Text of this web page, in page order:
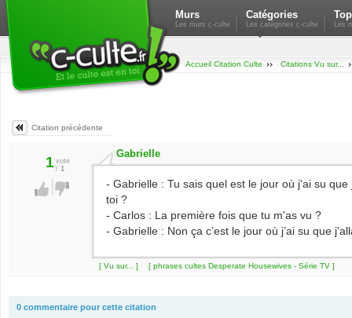
Murs
Les murs c-culte
Catégories
Les catégories c-culte Les
Accueil Citation Culte Citations Vu sur...
Citation précédente
1 vote
/ 1
Gabrielle
- Gabrielle : Tu sais quel est le jour où j'ai su
toi ?
- Carlos : La première fois que tu m'as vu ?
- Gabrielle : Non ça c’est le jour où j’ai su que
[ Vu sur... ] [ phrases cultes Desperate Housewives - Série TV ]
0 commentaire pour cette citation